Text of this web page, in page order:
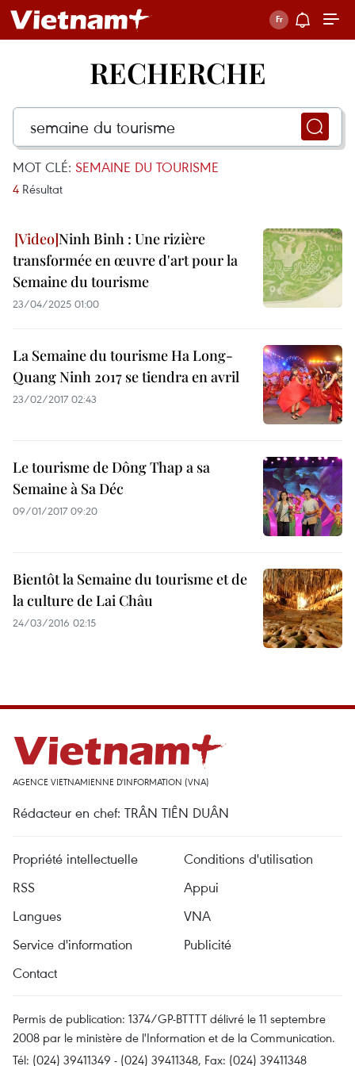
RECHERCHE
MOT CLÉ: SEMAINE DU TOURISME
4 Résultat
Ninh Binh : Une rizière
transformée en œuvre d'art pour la
Semaine du tourisme
23/04/2025 01:00
La Semaine du tourisme Ha Long-
Quang Ninh 2017 se tiendra en avril
23/02/2017 02:43
Le tourisme de Dông Thap a sa
Semaine à Sa Déc
09/01/2017 09:20
Bientôt la Semaine du tourisme et de
la culture de Lai Châu
24/03/2016 02:15
AGENCE VIETNAMIENNE D'INFORMATION (VNA)
Rédacteur en chef: TRÂN TIÊN DUÂN
Propriété intellectuelle
Conditions d'utilisation
RSS
Appui
Langues
VNA
Service d'information
Publicité
Contact
Permis de publication: 1374/GP-BTTTT délivré le 11 septembre
2008 par le ministère de l'Information et de la Communication.
Tél: (024) 39411349 - (024) 39411348, Fax: (024) 39411348